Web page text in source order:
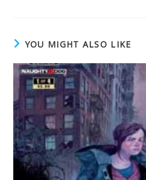
YOU MIGHT ALSO LIKE